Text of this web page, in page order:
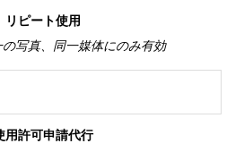
リピート使用
写真、同一媒体にのみ有効
用許可申請代行